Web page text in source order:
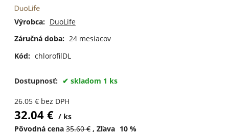
Výrobca: DuoLife
Záručná doba: 24 mesiacov
Kód: chlorofilDL
Dostupnosť: skladom 1 ks
26.05€ bez DPH
32.04€
ks
Pôvodná cena 35.60€ Zľava 10%